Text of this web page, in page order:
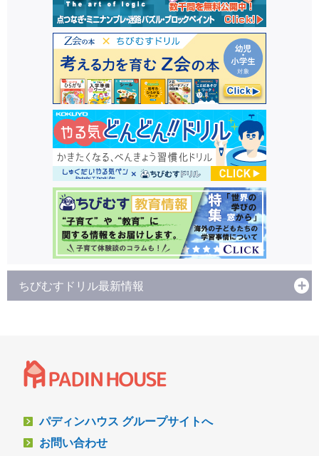
ちびむすドリル最新情報
パディンハウス グループサイトへ
お問い合わせ